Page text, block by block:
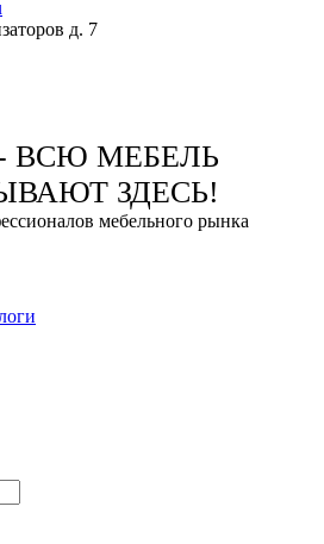
д. 7
ВСЮ МЕБЕЛЬ
ЗДЕСЬ!
мебельного рынка